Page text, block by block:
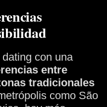
con una
entre
tradicionales
como São